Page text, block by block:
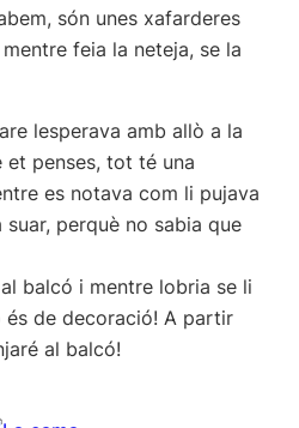
són unes xafarderes
feia la neteja, se la
lesperava amb allò a la
et penses, tot té una
es notava com li pujava
perquè no sabia que
balcó i mentre lobria se li
és de decoració! A partir
al balcó!